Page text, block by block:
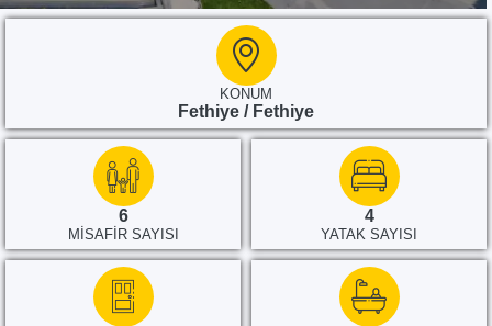
KONUM
Fethiye / Fethiye
6
MISAFIR SAYISI
4
YATAK SAYISI